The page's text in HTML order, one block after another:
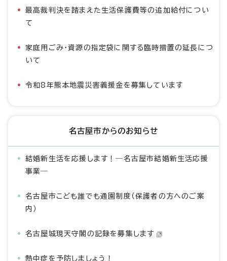
最高裁判決を踏まえた生活保護費等の追加給付につい
て
家庭用ごみ・資源の指定袋に関する臨時措置の延長につ
いて
令和8年熊本地震災害義援金を募集しています
名古屋市からのお知らせ
結婚新生活を応援します！―名古屋市結婚新生活応援
事業―
名古屋市こども誰でも通園制度（保護者の方へのご案
内）
名古屋城現天守閣の記録を募集します
熱中症を予防しましょう！